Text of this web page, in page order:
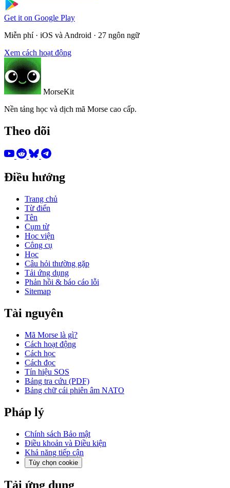
Get it on Google Play
Miễn phí · iOS và Android · 27 ngôn ngữ
Xem cách hoạt động
MorseKit
Nền tảng học và dịch mã Morse cao cấp.
Theo dõi
Điều hướng
Trang chủ
Từ điển
Tên
Cụm từ
Học viện
Công cụ
Học
Câu hỏi thường gặp
Tải ứng dụng
Phản hồi & báo cáo lỗi
Sitemap
Tài nguyên
Mã Morse là gì?
Cách hoạt động
Cách học
Cách đọc
Tín hiệu SOS
Bảng tra cứu (PDF)
Bảng chữ cái phiên âm NATO
Pháp lý
Chính sách Bảo mật
Điều khoản và Điều kiện
Khả năng tiếp cận
Tùy chọn cookie
Tải ứng dụng